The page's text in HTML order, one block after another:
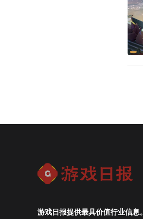
游戏日报提供最具价值行业信息。